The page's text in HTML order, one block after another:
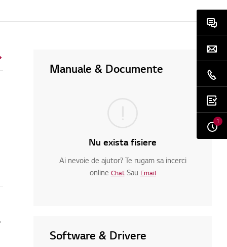
Manuale & Documente
Nu exista fisiere
Ai nevoie de ajutor? Te rugam sa incerci
online ChatSau Email
Software & Drivere
1